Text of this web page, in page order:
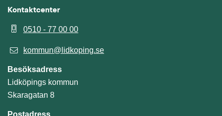
Kontaktcenter
0510 - 77 00 00
kommun@lidkoping.se
Besöksadress
Lidköpings kommun
Skaragatan 8
Postadress